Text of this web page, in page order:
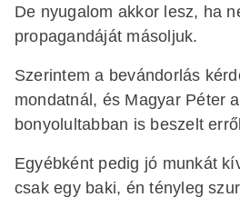
De nyugalom akkor lesz, ha
propagandáját másoljuk.
Szerintem a bevándorlás
mondatnál, és Magyar Péter
bonyolultabban is beszelt
Egyébként pedig jó munkát
csak egy baki, én tényleg